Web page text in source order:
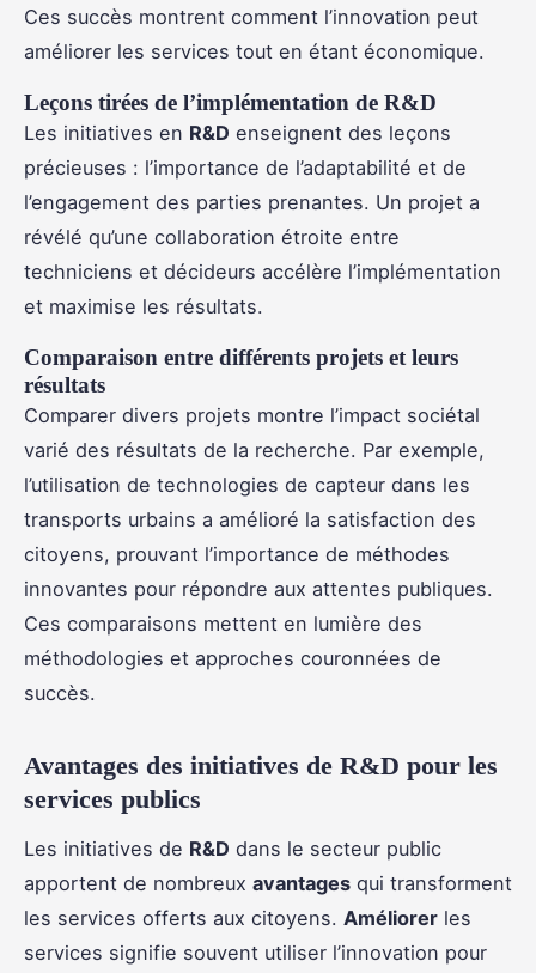
Ces succès montrent comment l’innovation peut
améliorer les services tout en étant économique.
Leçons tirées de l’implémentation de R&D
Les initiatives en R&D enseignent des leçons
précieuses : l’importance de l’adaptabilité et de
l’engagement des parties prenantes. Un projet a
révélé qu’une collaboration étroite entre
techniciens et décideurs accélère l’implémentation
et maximise les résultats.
Comparaison entre différents projets et leurs
résultats
Comparer divers projets montre l’impact sociétal
varié des résultats de la recherche. Par exemple,
l’utilisation de technologies de capteur dans les
transports urbains a amélioré la satisfaction des
citoyens, prouvant l’importance de méthodes
innovantes pour répondre aux attentes publiques.
Ces comparaisons mettent en lumière des
méthodologies et approches couronnées de
succès.
Avantages des initiatives de R&D pour les
services publics
Les initiatives de R&D dans le secteur public
apportent de nombreux avantages qui transforment
les services offerts aux citoyens. Améliorer les
services signifie souvent utiliser l’innovation pour